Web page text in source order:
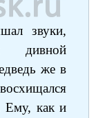
звуки,
дивной
же в
Ему, как и